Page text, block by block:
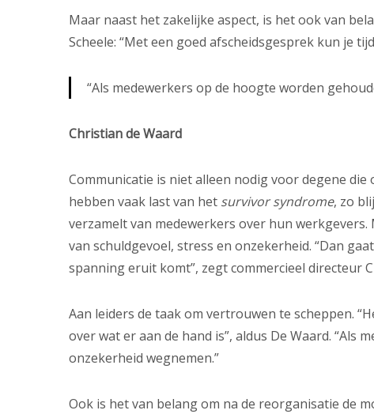
Maar naast het zakelijke aspect, is het ook van
Scheele: “Met een goed afscheidsgesprek kun je
“Als medewerkers op de hoogte worden
Christian de Waard
Communicatie is niet alleen nodig voor degene
hebben vaak last van het survivor syndrome, zo
verzamelt van medewerkers over hun
van schuldgevoel, stress en onzekerheid. “Dan
spanning eruit komt”, zegt commercieel directeur
Aan leiders de taak om vertrouwen te scheppen.
over wat er aan de hand is”, aldus De Waard.
onzekerheid wegnemen.”
Ook is het van belang om na de reorganisatie de